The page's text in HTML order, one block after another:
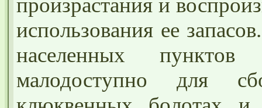
произрастания и
использования ее
населенных пунктов
малодоступно для